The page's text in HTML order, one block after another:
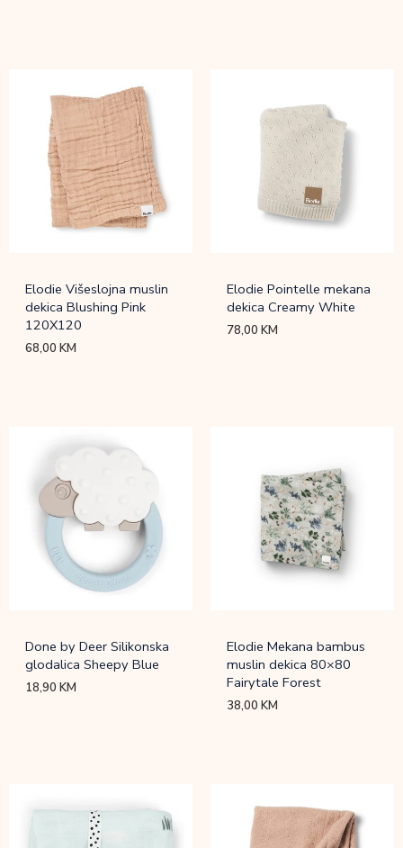
Elodie Višeslojna muslin
dekica Blushing Pink
120X120
68,00KM
Elodie Pointelle mekana
dekica Creamy White
78,00KM
Done by Deer Silikonska
glodalica Sheepy Blue
18,90KM
Elodie Mekana bambus
muslin dekica 80×80
Fairytale Forest
38,00KM